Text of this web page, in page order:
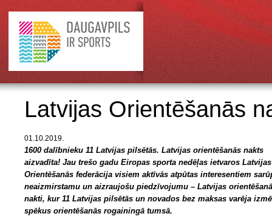
Latvijas Orientēšanās
01.10.2019.
1600 dalībnieku 11 Latvijas pilsētās. Latvijas orientēšanās nakts
aizvadīta! Jau trešo gadu Eiropas sporta nedēļas ietvaros Latvijas
Orientēšanās federācija visiem aktīvās atpūtas interesentiem
neaizmirstamu un aizraujošu piedzīvojumu – Latvijas
nakti, kur 11 Latvijas pilsētās un novados bez maksas varēja
spēkus orientēšanās rogainingā tumsā.